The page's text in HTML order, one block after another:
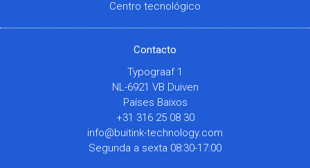
Centro tecnológico
Contacto
Typograaf 1
NL-6921 VB Duiven
Países Baixos
+31 316 25 08 30
info@buitink-technology.com
Segunda a sexta 08:30-17:00